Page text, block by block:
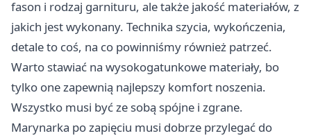
fason i rodzaj garnituru, ale także jakość materiałów, z
jakich jest wykonany. Technika szycia, wykończenia,
detale to coś, na co powinniśmy również patrzeć.
Warto stawiać na wysokogatunkowe materiały, bo
tylko one zapewnią najlepszy komfort noszenia.
Wszystko musi być ze sobą spójne i zgrane.
Marynarka po zapięciu musi dobrze przylegać do